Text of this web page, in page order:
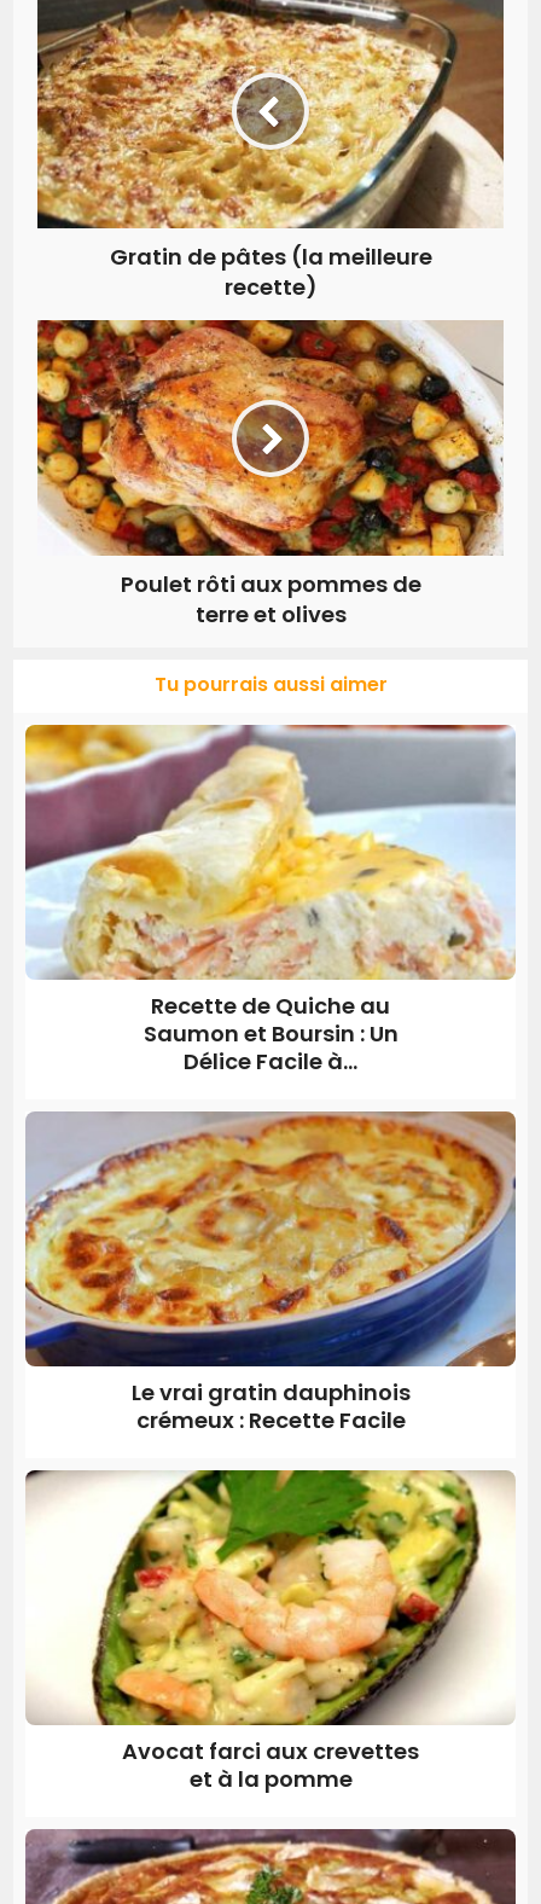
Gratin de pâtes (la meilleure
recette)
Poulet rôti aux pommes de
terre et olives
Tu pourrais aussi aimer
Recette de Quiche au
Saumon et Boursin : Un
Délice Facile à...
Le vrai gratin dauphinois
crémeux : Recette Facile
Avocat farci aux crevettes
et à la pomme